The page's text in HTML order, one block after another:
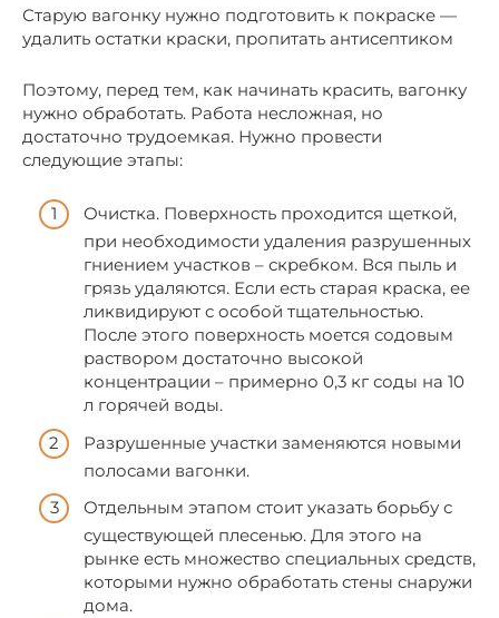
Старую вагонку нужно подготовить к покраске —
удалить остатки краски, пропитать антисептиком
Поэтому, перед тем, как начинать красить, вагонку
нужно обработать. Работа несложная, но
достаточно трудоемкая. Нужно провести
следующие этапы:
Очистка. Поверхность проходится щеткой,
при необходимости удаления разрушенных
гниением участков – скребком. Вся пыль и
грязь удаляются. Если есть старая краска, ее
ликвидируют с особой тщательностью.
После этого поверхность моется содовым
раствором достаточно высокой
концентрации – примерно 0,3 кг соды на 10
л горячей воды.
Разрушенные участки заменяются новыми
полосами вагонки.
Отдельным этапом стоит указать борьбу с
существующей плесенью. Для этого на
рынке есть множество специальных средств,
которыми нужно обработать стены снаружи
дома.